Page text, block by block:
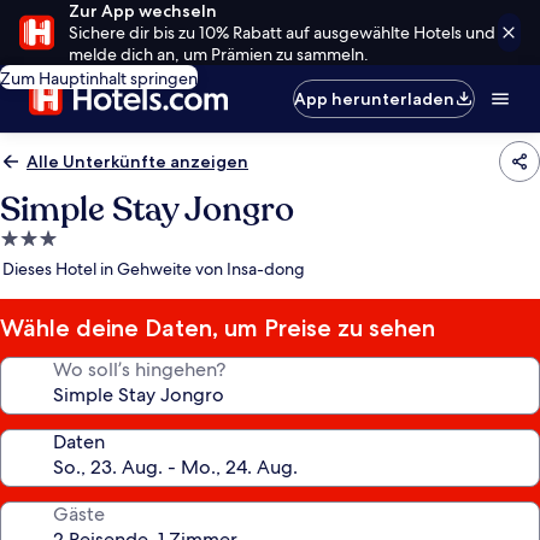
Zur App wechseln
Sichere dir bis zu 10% Rabatt auf ausgewählte Hotels und
melde dich an, um Prämien zu sammeln.
Zum Hauptinhalt springen
App herunterladen
Alle Unterkünfte anzeigen
Simple Stay Jongro
3.0-
Sterne-
Dieses Hotel in Gehweite von Insa-dong
Wähle deine Daten, um Preise zu sehen
Wo soll’s hingehen?
Daten
Gäste